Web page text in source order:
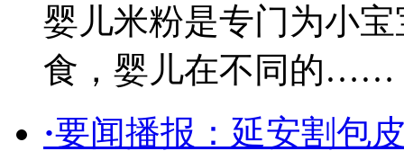
婴儿米粉是专门为小
食，婴儿在不同的……
·要闻播报：延安割包